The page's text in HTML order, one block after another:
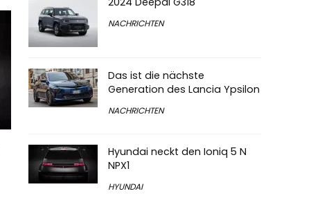
NACHRICHTEN
Das ist die nächste
Generation des Lancia Ypsilon
NACHRICHTEN
Hyundai neckt den Ioniq 5 N
NPX1
HYUNDAI